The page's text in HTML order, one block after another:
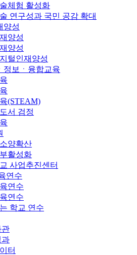
체험 활성화
연구성과 국민 공감 확대
양성
양성
양성
털인재양성
정보ㆍ융합교육
(STEAM)
서 검정
양확산
활성화
사업추진센터
연수
연수
연수
학교 연수
관
과
터